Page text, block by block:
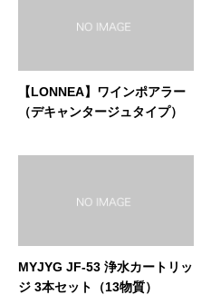
【LONNEA】ワインポアラー
（デキャンタージュタイプ）
MYJYG JF-53 浄水カートリッ
ジ 3本セット（13物質）